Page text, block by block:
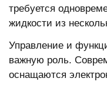
требуется
жидкости из
Управление и
важную роль.
оснащаются